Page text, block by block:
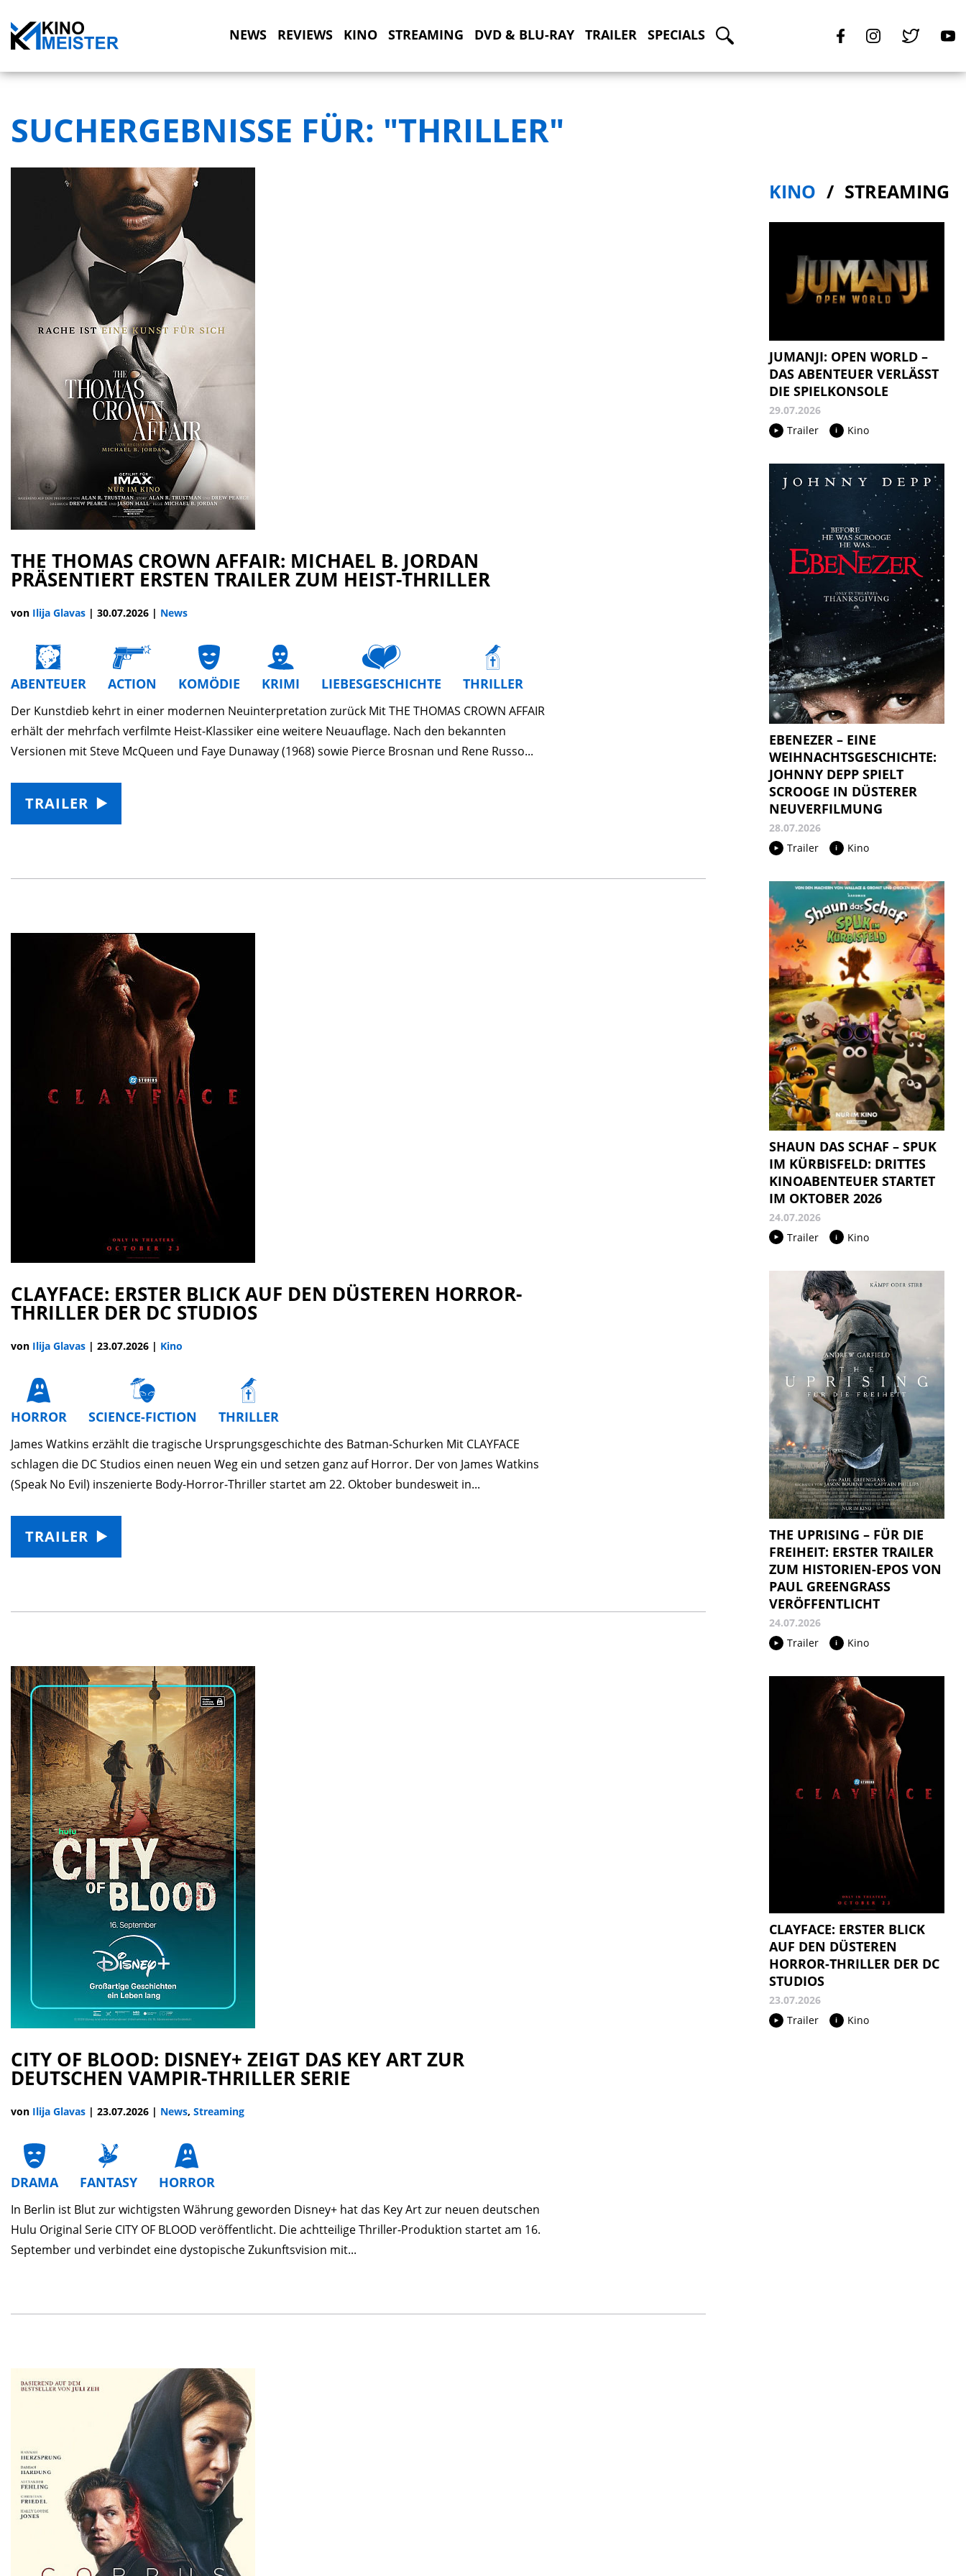
NEWS REVIEWS KINO STREAMING DVD & BLU-RAY TRAILER SPECIALS
SUCHERGEBNISSE FÜR: "THRILLER"
THE THOMAS CROWN AFFAIR: MICHAEL B. JORDAN
PRÄSENTIERT ERSTEN TRAILER ZUM HEIST-THRILLER
von Ilija Glavas | 30.07.2026 | News
ABENTEUER ACTION KOMÖDIE KRIMI LIEBESGESCHICHTE THRILLER
Der Kunstdieb kehrt in einer modernen Neuinterpretation zurück Mit THE THOMAS CROWN AFFAIR
erhält der mehrfach verfilmte Heist-Klassiker eine weitere Neuauflage. Nach den bekannten
Versionen mit Steve McQueen und Faye Dunaway (1968) sowie Pierce Brosnan und Rene Russo...
TRAILER
CLAYFACE: ERSTER BLICK AUF DEN DÜSTEREN HORROR-
THRILLER DER DC STUDIOS
von Ilija Glavas | 23.07.2026 | Kino
HORROR SCIENCE-FICTION THRILLER
James Watkins erzählt die tragische Ursprungsgeschichte des Batman-Schurken Mit CLAYFACE
schlagen die DC Studios einen neuen Weg ein und setzen ganz auf Horror. Der von James Watkins
(Speak No Evil) inszenierte Body-Horror-Thriller startet am 22. Oktober bundesweit in...
TRAILER
CITY OF BLOOD: DISNEY+ ZEIGT DAS KEY ART ZUR
DEUTSCHEN VAMPIR-THRILLER SERIE
von Ilija Glavas | 23.07.2026 | News, Streaming
DRAMA FANTASY HORROR
In Berlin ist Blut zur wichtigsten Währung geworden Disney+ hat das Key Art zur neuen deutschen
Hulu Original Serie CITY OF BLOOD veröffentlicht. Die achtteilige Thriller-Produktion startet am 16.
September und verbindet eine dystopische Zukunftsvision mit...
KINO STREAMING
JUMANJI: OPEN WORLD –
DAS ABENTEUER VERLÄSST
DIE SPIELKONSOLE
29.07.2026
Trailer
Kino
EBENEZER – EINE
WEIHNACHTSGESCHICHTE:
JOHNNY DEPP SPIELT
SCROOGE IN DÜSTERER
NEUVERFILMUNG
28.07.2026
Trailer
Kino
SHAUN DAS SCHAF – SPUK
IM KÜRBISFELD: DRITTES
KINOABENTEUER STARTET
IM OKTOBER 2026
24.07.2026
Trailer
Kino
THE UPRISING – FÜR DIE
FREIHEIT: ERSTER TRAILER
ZUM HISTORIEN-EPOS VON
PAUL GREENGRASS
VERÖFFENTLICHT
24.07.2026
Trailer
Kino
CLAYFACE: ERSTER BLICK
AUF DEN DÜSTEREN
HORROR-THRILLER DER DC
STUDIOS
23.07.2026
Trailer
Kino